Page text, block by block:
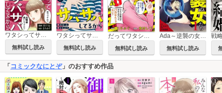
ワタシってサバサバしてるから
無料試し読み
ワタシってサバサバしてるから【合冊版】
無料試し読み 無料試し読み 無料試し読み
「コミックなにとぞ」のおすすめ作品